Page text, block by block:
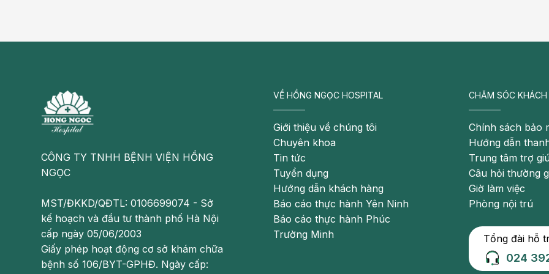
Mất nước
Có thể bạn quan tâm:
6 cách phòng bệnh gút hiệu quả
Bệnh gút kiêng gì? Những thực phẩm người bị gút không nên ăn
Phân loại gút
Bệnh gút được phân loại theo giai đoạn tiến triển của bệnh. Cụ thể:
CÔNG TY TNHH BỆNH VIỆN HỒNG
NGỌC
MST/ĐKKD/QĐTL: 0106699074 - Sở
kế hoạch và đầu tư thành phố Hà Nội
cấp ngày 05/06/2003
Giấy phép hoạt động cơ sở khám chữa
bệnh số 106/BYT-GPHĐ. Ngày cấp:
VỀ HỒNG NGỌC HOSPITAL
Giới thiệu về chúng tôi
Chuyên khoa
Tin tức
Tuyển dụng
Hướng dẫn khách hàng
Báo cáo thực hành Yên Ninh
Báo cáo thực hành Phúc
Trường Minh
CHĂM SÓC KHÁCH
Chính sách bảo
Hướng dẫn
Trung tâm trợ
Câu hỏi thường
Giờ làm việc
Phòng nội trú
Tổng đài hỗ
024